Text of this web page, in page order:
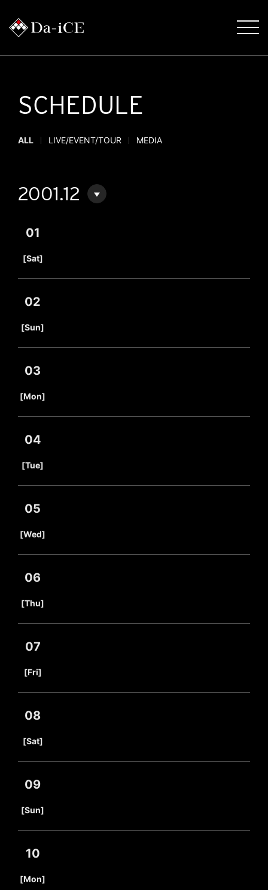
SCHEDULE
ALL LIVE/EVENT/TOUR MEDIA
2001.12
01
[Sat]
02
[Sun]
03
[Mon]
04
[Tue]
05
[Wed]
06
[Thu]
07
[Fri]
08
[Sat]
09
[Sun]
10
[Mon]